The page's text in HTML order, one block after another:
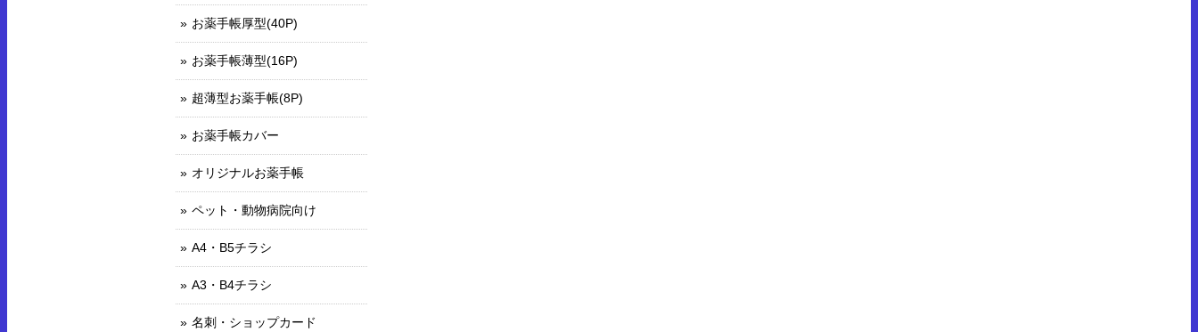
お薬手帳厚型(40P)
お薬手帳薄型(16P)
超薄型お薬手帳(8P)
お薬手帳カバー
オリジナルお薬手帳
ペット・動物病院向け
A4・B5チラシ
A3・B4チラシ
名刺・ショップカード